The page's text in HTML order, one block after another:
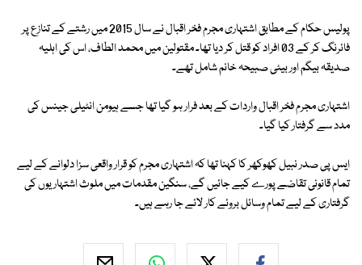
پولیس حکام کے مطابق اشتہاری مجرم فخر اقبال نے سال 2015 میں رشتے کے تنازع پر
فائرنگ کر کے 03 افراد کو قتل کر دیا تھا۔ مقتولین میں محمد الطاف، اس کی اہلیہ
صدیقہ بیگم اور بیٹی صبیحہ خانم شامل تھے۔
اشتہاری مجرم فخر اقبال واردات کے بعد فرار ہو گیا تھا جسے ہیومن انٹیلی جینس کی
مدد سے گرفتار کیا گیا۔
ایس پی صدر نبیل کھوکھر کا کہنا تھا کہ اشتہاری مجرم کو قرار واقعی سزا دلوانے کے لیے
تمام قانونی تقاضے پورے کیے جائیں گے، سنگین مقدمات میں ملوث اشتہاریوں کی
گرفتاری کے لیے تمام وسائل بروئے کار لائے جا رہے ہیں۔